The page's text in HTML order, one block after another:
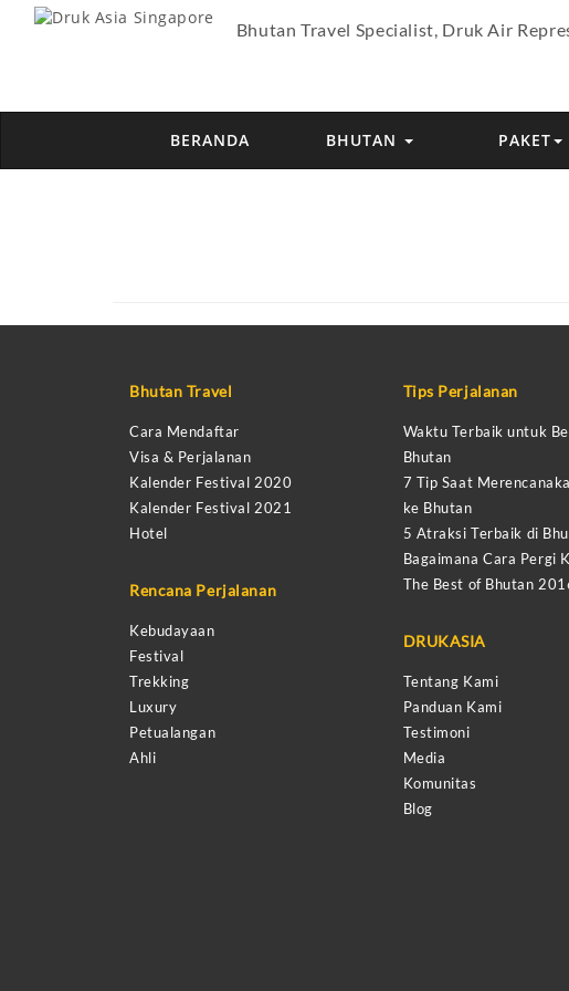
Bhutan Travel Specialist, Druk Air
BERANDA BHUTAN PAKET
Bhutan Travel
Cara Mendaftar
Visa & Perjalanan
Kalender Festival 2020
Kalender Festival 2021
Hotel
Rencana Perjalanan
Kebudayaan
Festival
Trekking
Luxury
Petualangan
Ahli
Tips Perjalanan
Waktu Terbaik untuk
Bhutan
7 Tip Saat
ke Bhutan
5 Atraksi Terbaik di
Bagaimana Cara Pergi
The Best of Bhutan
DRUKASIA
Tentang Kami
Panduan Kami
Testimoni
Media
Komunitas
Blog